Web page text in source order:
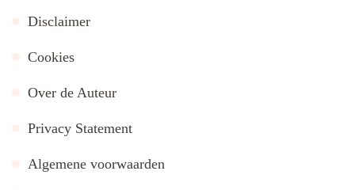
Disclaimer
Cookies
Over de Auteur
Privacy Statement
Algemene voorwaarden